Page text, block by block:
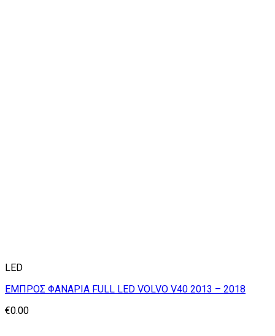
LED
ΕΜΠΡΟΣ ΦΑΝΑΡΙΑ FULL LED VOLVO V40 2013 – 2018
€0.00